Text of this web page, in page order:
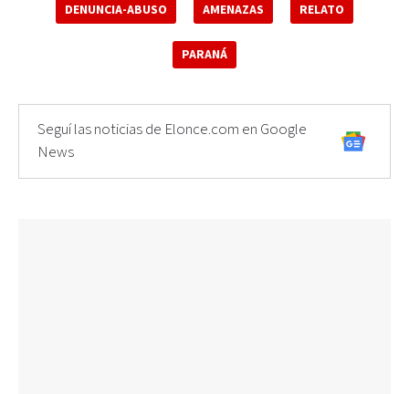
DENUNCIA-ABUSO AMENAZAS RELATO
PARANÁ
Seguí las noticias de Elonce.com en Google
News